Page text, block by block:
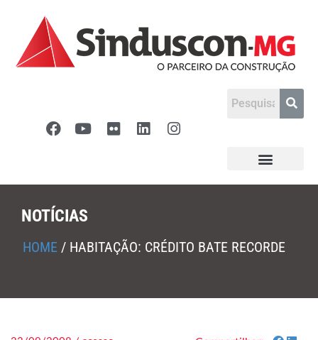
NOTÍCIAS
HOME / HABITAÇÃO: CRÉDITO BATE RECORDE